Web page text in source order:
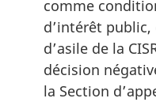
comme
d’intérêt
d’asile de la
décision
la Section